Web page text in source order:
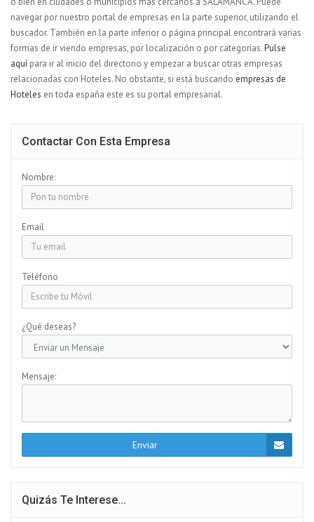
navegar por nuestro portal de empresas en la parte superior, utilizando el
buscador. También en la parte inferior o página principal encontrará varias
formas de ir viendo empresas, por localización o por categorías.Pulse
aquí para ir al inicio del directorio y empezar a buscar otras empresas
relacionadas con Hoteles. No obstante, si está buscando empresas de
Hoteles en toda españa este es su portal empresarial.
Contactar Con Esta Empresa
Nombre:
Email
Teléfono
¿Qué deseas?
Mensaje:
Enviar
Quizás Te Interese...